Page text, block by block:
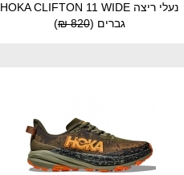
נעלי ריצה HOKA CLIFTON 11 WIDE
גברים (
820 ₪
)